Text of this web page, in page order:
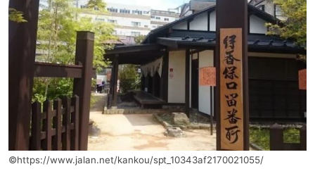
©https://www.jalan.net/kankou/spt_10343af2170021055/